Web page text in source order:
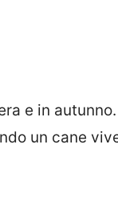
e in
un cane